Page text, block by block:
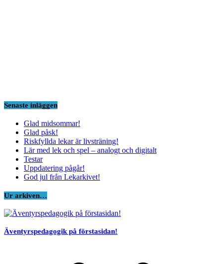
Senaste inläggen
Glad midsommar!
Glad påsk!
Riskfyllda lekar är livsträning!
Lär med lek och spel – analogt och digitalt
Testar
Uppdatering pågår!
God jul från Lekarkivet!
Ur arkiven…
Äventyrspedagogik på förstasidan!